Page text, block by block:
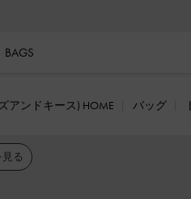
BAGS
アンドキース) HOME バッグ
る